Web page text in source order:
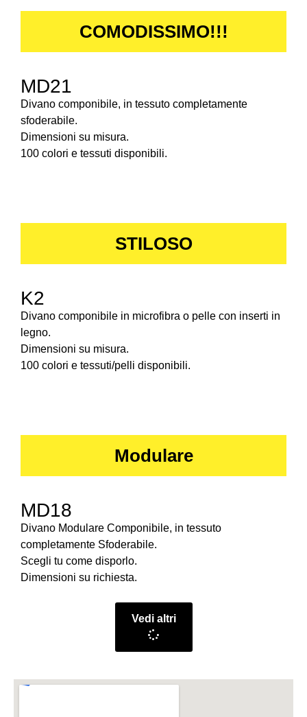
COMODISSIMO!!!
MD21
Divano componibile, in tessuto completamente
sfoderabile.
Dimensioni su misura.
100 colori e tessuti disponibili.
STILOSO
K2
Divano componibile in microfibra o pelle con inserti in
legno.
Dimensioni su misura.
100 colori e tessuti/pelli disponibili.
Modulare
MD18
Divano Modulare Componibile, in tessuto
completamente Sfoderabile.
Scegli tu come disporlo.
Dimensioni su richiesta.
Vedi altri